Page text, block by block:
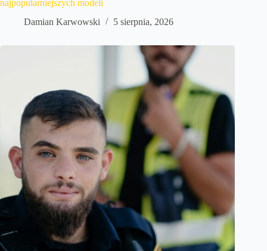
najpopularniejszych modeli
Damian Karwowski
5 sierpnia, 2026